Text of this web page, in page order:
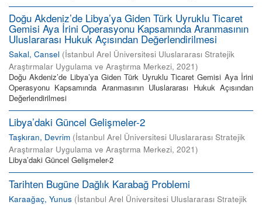
Doğu Akdeniz’de Libya’ya Giden Türk Uyruklu Ticaret
Gemisi Aya İrini Operasyonu Kapsamında Aranmasının
Uluslararası Hukuk Açısından Değerlendirilmesi
Sakal, Cansel (İstanbul Arel Üniversitesi Uluslararası Stratejik
Araştırmalar Uygulama ve Araştırma Merkezi, 2021)
Doğu Akdeniz’de Libya’ya Giden Türk Uyruklu Ticaret Gemisi Aya İrini
Operasyonu Kapsamında Aranmasının Uluslararası Hukuk Açısından
Değerlendirilmesi
Libya’daki Güncel Gelişmeler-2
Taşkıran, Devrim (İstanbul Arel Üniversitesi Uluslararası Stratejik
Araştırmalar Uygulama ve Araştırma Merkezi, 2021)
Libya’daki Güncel Gelişmeler-2
Tarihten Bugüne Dağlık Karabağ Problemi
Karaağaç, Yunus (İstanbul Arel Üniversitesi Uluslararası Stratejik